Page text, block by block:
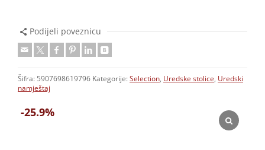
-25.9%
Podijeli poveznicu
Šifra: 5907698619796 Kategorije: Selection, Uredske stolice, Uredski
namještaj